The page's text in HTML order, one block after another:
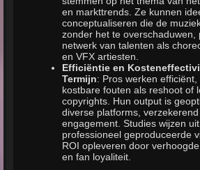
en markttrends. Ze kunnen
conceptualiseren die de
zonder het te overschaduwen,
netwerk van talenten als
en VFX artiesten.
Efficiëntie en
Termijn: Pros werken efficiënt,
kostbare fouten als reshoot of
copyrights. Hun output is
diverse platforms,
engagement. Studies wijzen
professioneel geproduceerde
ROI opleveren door
en fan loyaliteit.